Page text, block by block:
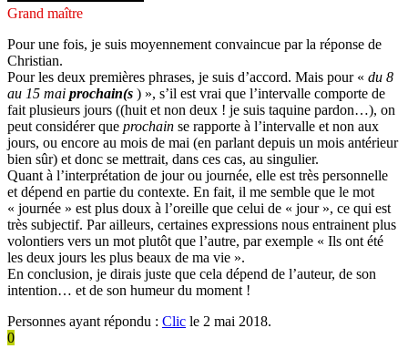
Grand maître
Pour une fois, je suis moyennement convaincue par la réponse de
Christian.
Pour les deux premières phrases, je suis d’accord. Mais pour « du 8
au 15 mai prochain(s ) », s’il est vrai que l’intervalle comporte de
fait plusieurs jours ((huit et non deux ! je suis taquine pardon…), on
peut considérer que prochain se rapporte à l’intervalle et non aux
jours, ou encore au mois de mai (en parlant depuis un mois antérieur
bien sûr) et donc se mettrait, dans ces cas, au singulier.
Quant à l’interprétation de jour ou journée, elle est très personnelle
et dépend en partie du contexte. En fait, il me semble que le mot
« journée » est plus doux à l’oreille que celui de « jour », ce qui est
très subjectif. Par ailleurs, certaines expressions nous entrainent plus
volontiers vers un mot plutôt que l’autre, par exemple « Ils ont été
les deux jours les plus beaux de ma vie ».
En conclusion, je dirais juste que cela dépend de l’auteur, de son
intention… et de son humeur du moment !
Personnes ayant répondu : Clic le 2 mai 2018.
0